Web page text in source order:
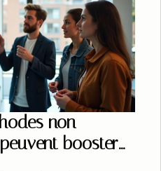
non
booster